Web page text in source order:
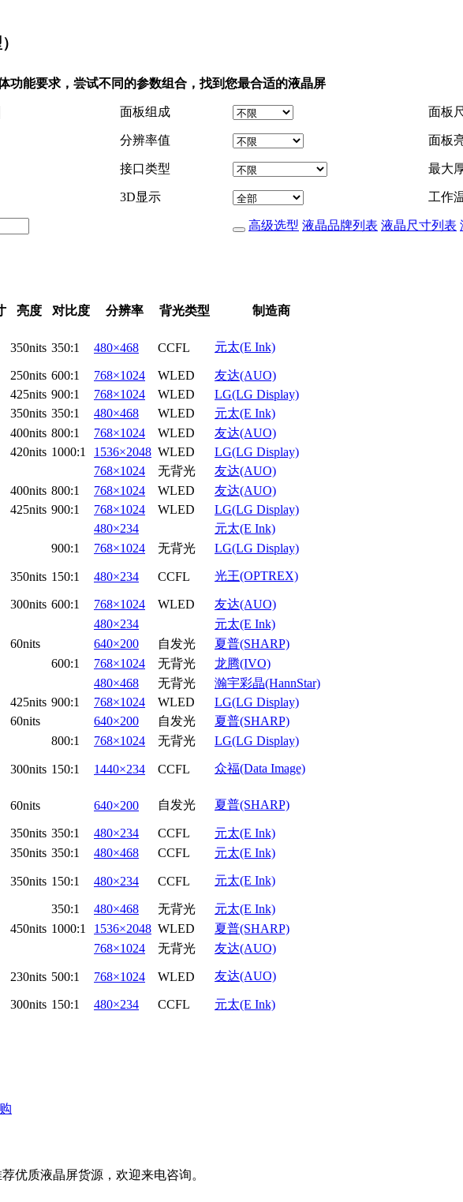
功能要求，尝试不同的参数组合，找到您最合适的液晶屏
面板组成 面板
分辨率值 面板
接口类型 最大
3D显示 工作
高级选型 液晶品牌列表 液晶尺寸列表
亮度 对比度 分辨率 背光类型 制造商
350nits 350:1 480×468 CCFL 元太(E Ink)
250nits 600:1 768×1024 WLED
友达(AUO)
425nits 900:1 768×1024 WLED
LG(LG Display)
350nits 350:1 480×468 WLED
元太(E Ink)
400nits 800:1 768×1024 WLED
友达(AUO)
420nits 1000:1 1536×2048 WLED
LG(LG Display)
768×1024 无背光
友达(AUO)
400nits 800:1 768×1024 WLED
友达(AUO)
425nits 900:1 768×1024 WLED
LG(LG Display)
480×234
元太(E Ink)
900:1 768×1024 无背光 LG(LG Display)
350nits 150:1 480×234 CCFL 光王(OPTREX)
300nits 600:1 768×1024 WLED
友达(AUO)
480×234
元太(E Ink)
60nits 640×200 自发光
夏普(SHARP)
600:1 768×1024 无背光
龙腾(IVO)
480×468 无背光
瀚宇彩晶(HannStar)
425nits 900:1 768×1024 WLED
LG(LG Display)
60nits 640×200 自发光
夏普(SHARP)
800:1 768×1024 无背光 LG(LG Display)
300nits 150:1 1440×234 CCFL 众福(Data Image)
60nits 640×200 自发光 夏普(SHARP)
350nits 350:1 480×234 CCFL
元太(E Ink)
350nits 350:1 480×468 CCFL 元太(E Ink)
350nits 150:1 480×234 CCFL 元太(E Ink)
350:1 480×468 无背光
元太(E Ink)
450nits 1000:1 1536×2048 WLED
夏普(SHARP)
768×1024 无背光 友达(AUO)
230nits 500:1 768×1024 WLED 友达(AUO)
300nits 150:1 480×234 CCFL 元太(E Ink)
优质液晶屏货源，欢迎来电咨询。